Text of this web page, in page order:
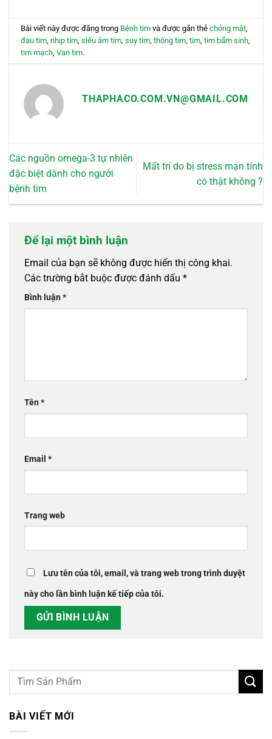
Bài viết này được đăng trong Bệnh tim và được gắn thẻchóng mặt
đau tim ,nhịp tim ,siêu âm tim ,suy tim ,thông tim ,tim ,tim bẩm sinh
tim mạch ,Van tim.
THAPHACO.COM.VN@GMAIL.COM
Các nguồn omega-3 tự nhiên
đặc biệt dành cho người
bệnh tim
Mất trí do bị stress mạn tính
có thật không ?
Để lại một bình luận
Email của bạn sẽ không được hiển thị công khai.
Các trường bắt buộc được đánh dấu *
Bình luận*
Tên*
Email *
Trang web
Lưu tên của tôi, email, và trang web trong trình duyệt
này cho lần bình luận kế tiếp của tôi.
BÀI VIẾT MỚI